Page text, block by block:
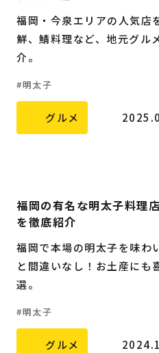
福岡・今泉エリアの人気店
鮮、鯖料理など、地元グル
介。
明太子
グルメ
福岡の有名な明太子料理
を徹底紹介
福岡で本場の明太子を味わ
と間違いなし！お土産にも
選。
明太子
グルメ